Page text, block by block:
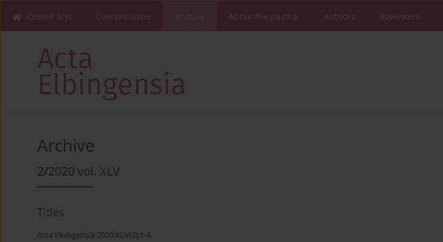
Online first Current issue About the Journal Authors Reviewers
Archive
2/2020 vol. XLV
Titles
Acta Elbingensia 2020;XLV(2):1-4